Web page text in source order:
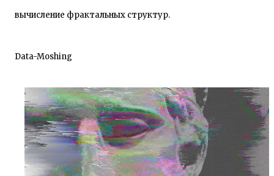
вычисление фрактальных структур.
Data-Moshing